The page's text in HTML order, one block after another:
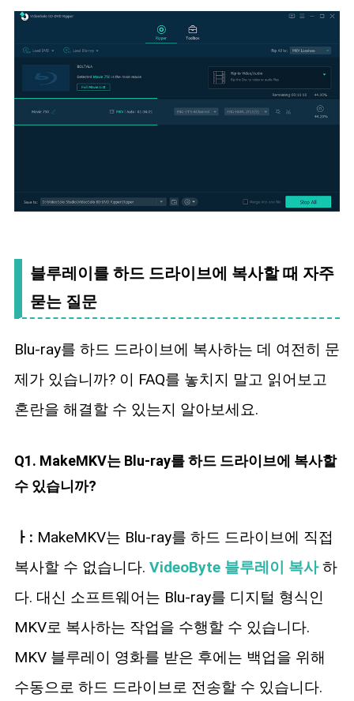
블루레이를 하드 드라이브에 복사할 때 자주
묻는 질문
Blu-ray를 하드 드라이브에 복사하는 데 여전히 문
제가 있습니까? 이 FAQ를 놓치지 말고 읽어보고
혼란을 해결할 수 있는지 알아보세요.
Q1. MakeMKV는 Blu-ray를 하드 드라이브에 복사할
수 있습니까?
ㅏ: MakeMKV는 Blu-ray를 하드 드라이브에 직접
복사할 수 없습니다. VideoByte 블루레이 복사하
다. 대신 소프트웨어는 Blu-ray를 디지털 형식인
MKV로 복사하는 작업을 수행할 수 있습니다.
MKV 블루레이 영화를 받은 후에는 백업을 위해
수동으로 하드 드라이브로 전송할 수 있습니다.